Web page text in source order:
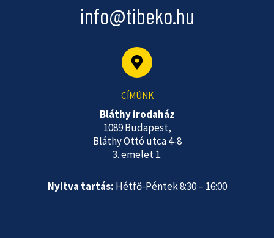
info@tibeko.hu
CÍMÜNK
Bláthy irodaház
1089 Budapest,
Bláthy Ottó utca 4-8
3. emelet 1.
Nyitva tartás: Hétfő-Péntek 8:30 – 16:00